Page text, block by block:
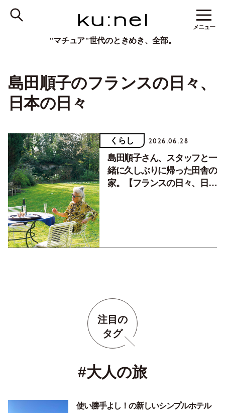
"マチュア"世代のときめき、全部。
メニュー
島田順子のフランスの日々、
日本の日々
くらし 2026.06.28
島田順子さん、スタッフと一
緒に久しぶりに帰った田舎の
家。【フランスの日々、日本
注目の
タグ
#大人の旅
使い勝手よし！の新しいシンプルホテル